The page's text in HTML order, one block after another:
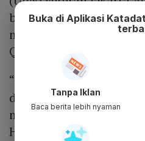
berpendapat BI dan
melakukan beberapa
QRIS tersebut.
“BI bisa membuka
dengan perusahaan
mengorbankan prinsip
Hidayat kepada
Buka di Aplikasi
Tanpa Iklan
Baca berita lebih nyaman